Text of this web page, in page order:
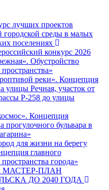
лучших проектов
городской среды в малых
поселениях
конкурс 2026
Обустройство
реки». Концепция
улицы Речная, участок от
Р-258 до улицы
Концепция
прогулочного бульвара в
для жизни на берегу
главного
города»
МАСТЕР-ПЛАН
ДО 2040 ГОДА